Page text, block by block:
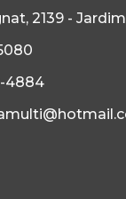
2139 -
4884